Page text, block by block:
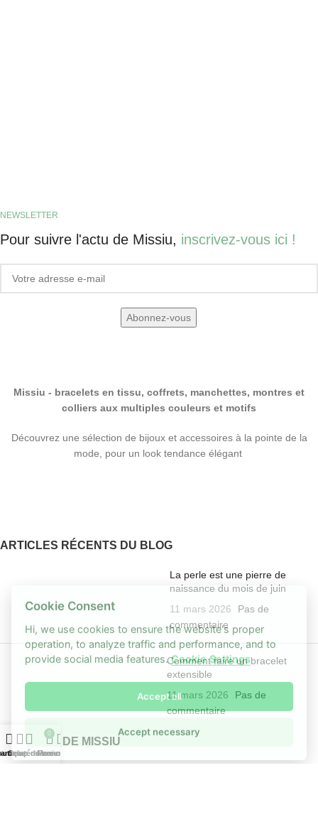
NEWSLETTER
Pour suivre l'actu de Missiu, inscrivez-vous ici !
Missiu - bracelets en tissu, coffrets, manchettes, montres et
colliers aux multiples couleurs et motifs
Découvrez une sélection de bijoux et accessoires à la pointe de la
mode, pour un look tendance élégant
ARTICLES RÉCENTS DU BLOG
La perle est une pierre de
naissance du mois de juin
11 mars 2026
Pas de
commentaire
Comment faire un bracelet
extensible
11 mars 2026
Pas de
commentaire
A PROPOS DE MISSIU
latérale
Coup de cœur
0
Panier
Mon compte
Cookie Consent
Hi, we use cookies to ensure the website's proper
operation, to analyze traffic and performance, and to
provide social media features.Cookie Settings
Accept all